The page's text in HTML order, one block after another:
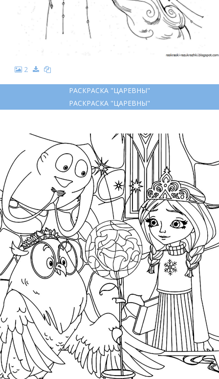
2
РАСКРАСКА "ЦАРЕВНЫ"
РАСКРАСКА "ЦАРЕВНЫ"